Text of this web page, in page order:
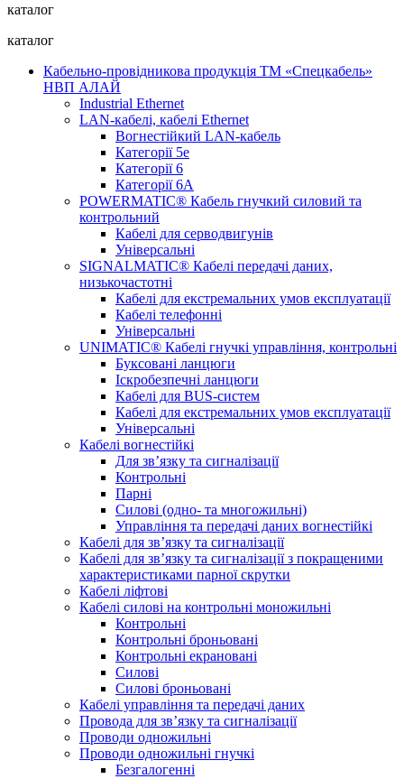
каталог
каталог
Кабельно-провідникова продукція ТМ «Спецкабель»
НВП АЛАЙ
Industrial Ethernet
LAN-кабелі, кабелі Ethernet
Вогнестійкий LAN-кабель
Категорії 5е
Категорії 6
Категорії 6А
POWERMATIC® Кабель гнучкий силовий та
контрольний
Кабелі для серводвигунів
Універсальні
SIGNALMATIC® Кабелі передачі даних,
низькочастотні
Кабелі для екстремальних умов експлуатації
Кабелі телефонні
Універсальні
UNIMATIC® Кабелі гнучкі управління, контрольні
Буксовані ланцюги
Іскробезпечні ланцюги
Кабелі для BUS-систем
Кабелі для екстремальних умов експлуатації
Універсальні
Кабелі вогнестійкі
Для зв’язку та сигналізації
Контрольні
Парні
Силові (одно- та многожильні)
Управління та передачі даних вогнестійкі
Кабелі для зв’язку та сигналізації
Кабелі для зв’язку та сигналізації з покращеними
характеристиками парної скрутки
Кабелі ліфтові
Кабелі силові на контрольні моножильні
Контрольні
Контрольні броньовані
Контрольні екрановані
Силові
Силові броньовані
Кабелі управління та передачі даних
Провода для зв’язку та сигналізації
Проводи одножильні
Проводи одножильні гнучкі
Безгалогенні